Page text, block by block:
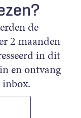
de
2 maanden
in dit
en ontvang